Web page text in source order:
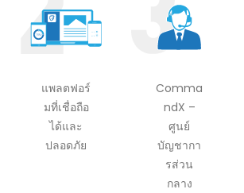
แพลตฟอร์
มที่เชื่อถือ
ได้และ
ปลอดภัย
Comma
ndX –
ศูนย์
บัญชากา
รส่วน
กลาง